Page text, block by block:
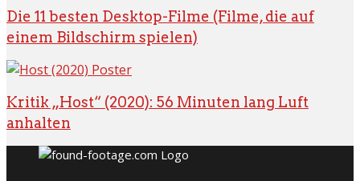
Die 11 besten Desktop-Filme (Filme, die auf
einem Bildschirm spielen)
Kritik „Host“ (2020): 56 Minuten lang Luft
anhalten